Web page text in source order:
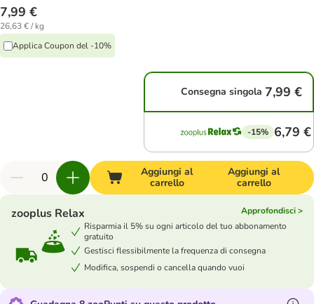
7,99 €
26,63 € / kg
Applica Coupon del -10%
Consegna singola 7,99 €
-15% 6,79 €
Aggiungi al
carrello
Aggiungi al
carrello
zooplus Relax
Approfondisci >
Risparmia il 5% su ogni articolo del tuo abbonamento
gratuito
Gestisci flessibilmente la frequenza di consegna
Modifica, sospendi o cancella quando vuoi